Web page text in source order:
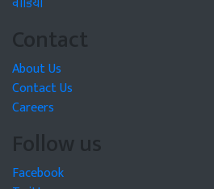
Contact
About Us
Contact Us
Careers
Follow us
Facebook